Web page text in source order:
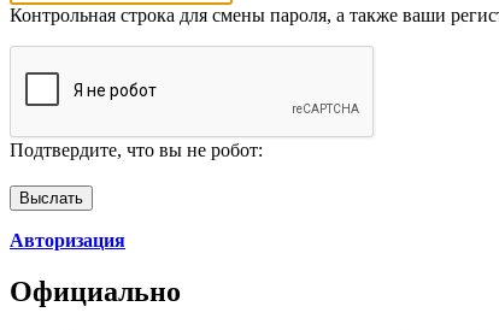
Контрольная строка для смены пароля, а также ваши
Подтвердите, что вы не робот:
Авторизация
Официально